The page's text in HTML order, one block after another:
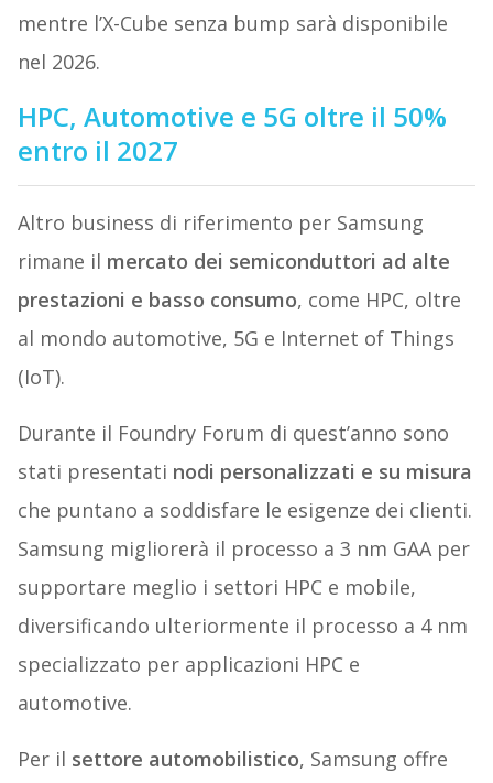
mentre l’X-Cube senza bump sarà disponibile
nel 2026.
HPC, Automotive e 5G oltre il 50%
entro il 2027
Altro business di riferimento per Samsung
rimane il mercato dei semiconduttori ad alte
prestazioni e basso consumo, come HPC, oltre
al mondo automotive, 5G e Internet of Things
(IoT).
Durante il Foundry Forum di quest’anno sono
stati presentati nodi personalizzati e su misura
che puntano a soddisfare le esigenze dei clienti.
Samsung migliorerà il processo a 3 nm GAA per
supportare meglio i settori HPC e mobile,
diversificando ulteriormente il processo a 4 nm
specializzato per applicazioni HPC e
automotive.
Per il settore automobilistico, Samsung offre